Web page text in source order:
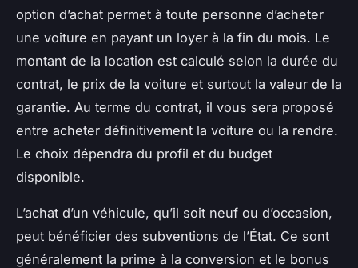
option d’achat permet à toute personne d’acheter
une voiture en payant un loyer à la fin du mois. Le
montant de la location est calculé selon la durée du
contrat, le prix de la voiture et surtout la valeur de la
garantie. Au terme du contrat, il vous sera proposé
entre acheter définitivement la voiture ou la rendre.
Le choix dépendra du profil et du budget
disponible.
L’achat d’un véhicule, qu’il soit neuf ou d’occasion,
peut bénéficier des subventions de l’État. Ce sont
généralement la prime à la conversion et le bonus